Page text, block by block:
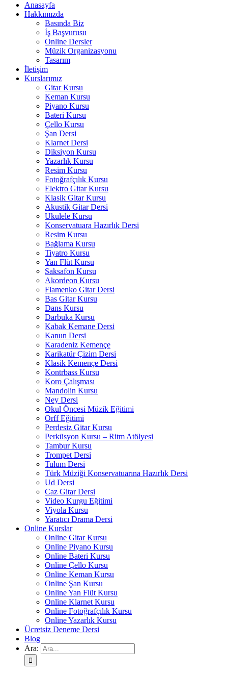
Anasayfa
Hakkımızda
Basında Biz
İş Başvurusu
Online Dersler
Müzik Organizasyonu
Tasarım
İletişim
Kurslarımız
Gitar Kursu
Keman Kursu
Piyano Kursu
Bateri Kursu
Çello Kursu
Şan Dersi
Klarnet Dersi
Diksiyon Kursu
Yazarlık Kursu
Resim Kursu
Fotoğrafçılık Kursu
Elektro Gitar Kursu
Klasik Gitar Kursu
Akustik Gitar Dersi
Ukulele Kursu
Konservatuara Hazırlık Dersi
Resim Kursu
Bağlama Kursu
Tiyatro Kursu
Yan Flüt Kursu
Saksafon Kursu
Akordeon Kursu
Flamenko Gitar Dersi
Bas Gitar Kursu
Dans Kursu
Darbuka Kursu
Kabak Kemane Dersi
Kanun Dersi
Karadeniz Kemençe
Karikatür Çizim Dersi
Klasik Kemençe Dersi
Kontrbass Kursu
Koro Çalışması
Mandolin Kursu
Ney Dersi
Okul Öncesi Müzik Eğitimi
Orff Eğitimi
Perdesiz Gitar Kursu
Perküsyon Kursu – Ritm Atölyesi
Tambur Kursu
Trompet Dersi
Tulum Dersi
Türk Müziği Konservatuarına Hazırlık Dersi
Ud Dersi
Caz Gitar Dersi
Video Kurgu Eğitimi
Viyola Kursu
Yaratıcı Drama Dersi
Online Kurslar
Online Gitar Kursu
Online Piyano Kursu
Online Bateri Kursu
Online Çello Kursu
Online Keman Kursu
Online Şan Kursu
Online Yan Flüt Kursu
Online Klarnet Kursu
Online Fotoğrafçılık Kursu
Online Yazarlık Kursu
Ücretsiz Deneme Dersi
Blog
Ara: